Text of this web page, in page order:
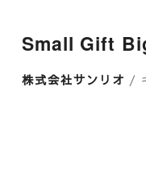
Small Gift
株式会社サンリオ /